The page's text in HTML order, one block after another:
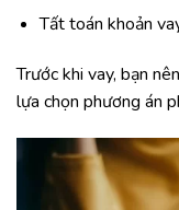
Tất toán khoản
Trước khi vay, bạn
lựa chọn phương án